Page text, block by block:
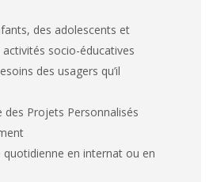
des adolescents et
socio-éducatives
des usagers qu’il
des Projets Personnalisés
quotidienne en internat ou en